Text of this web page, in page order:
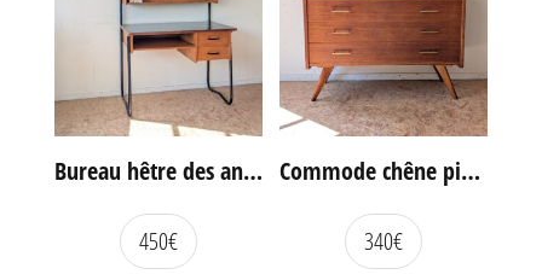
Bureau hêtre des années 60
450€
Commode chêne pieds compas vintage
340€